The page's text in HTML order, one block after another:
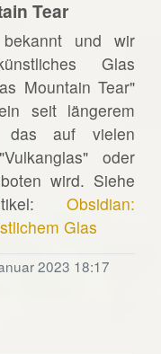
Tear
und wir
Glas
Mountain Tear"
seit längerem
das auf vielen
oder
wird. Siehe
Obsidian:
Glas
2023 18:17